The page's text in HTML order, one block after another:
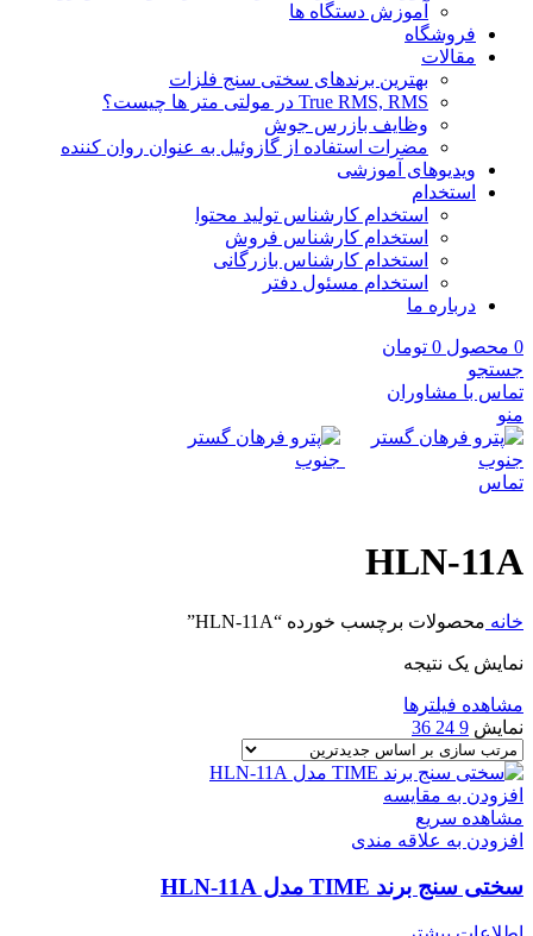
آموزش دستگاه ها
فروشگاه
مقالات
بهترین برندهای سختی سنج فلزات
True RMS, RMS در مولتی متر ها چیست؟
وظایف بازرس جوش
مضرات استفاده از گازوئیل به عنوان روان کننده
ویدیوهای آموزشی
استخدام
استخدام کارشناس تولید محتوا
استخدام کارشناس فروش
استخدام کارشناس بازرگانی
استخدام مسئول دفتر
درباره ما
0 محصول 0 تومان
جستجو
تماس با مشاوران
منو
تماس
HLN-11A
خانه محصولات برچسب خورده “HLN-11A”
نمایش یک نتیجه
مشاهده فیلترها
نمایش 9
24
36
افزودن به مقایسه
مشاهده سریع
افزودن به علاقه مندی
سختی سنج برند TIME مدل HLN-11A